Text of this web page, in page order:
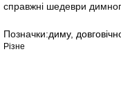
справжні шедеври
Позначки:диму,
Різне